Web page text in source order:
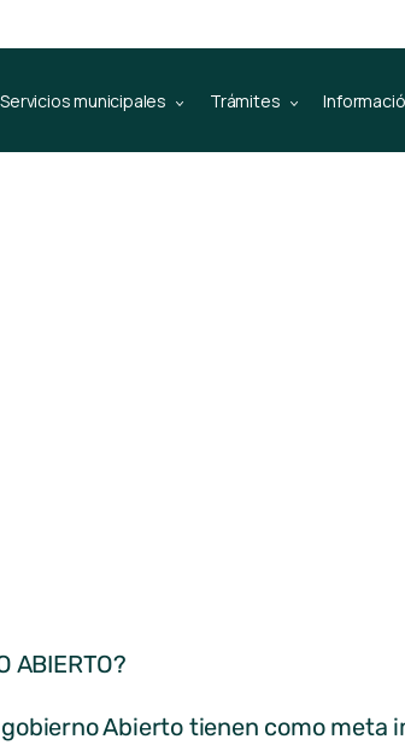
Servicios municipales Trámites
ABIERTO?
Abierto tienen como meta